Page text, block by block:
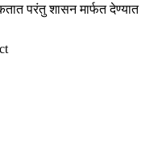
परंतु शासन मार्फत देण्यात